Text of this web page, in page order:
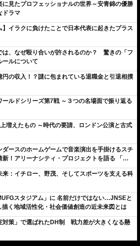
に見たプロフェッショナルの世界～安青錦の優勝
ドラマ
】イラクに負けたことで日本代表に起きたプラス
は、なぜ殴り合いが許されるのか？ 驚きの「フ
ールについて
円の収入！？謎に包まれている退職金と引退相撲
ールドシリーズ第7戦 ～３つの名場面で振り返る
増えたもの ～時代の要請、ロンドン公演と古式
ダースのホームゲームで音楽演出を手掛けるスチ
新！アリーナシティ・プロジェクトを語る 「楽
しょ。川崎は、ずっと成長曲線だから」
来：イチロー、野茂、そしてスポーツを支える科
スタジアム」に 名前だけではない…JNSEと
描く地域活性化・社会価値創造の近未来図とは
対策」で選ばれたDH制 戦力差が大きくなる懸